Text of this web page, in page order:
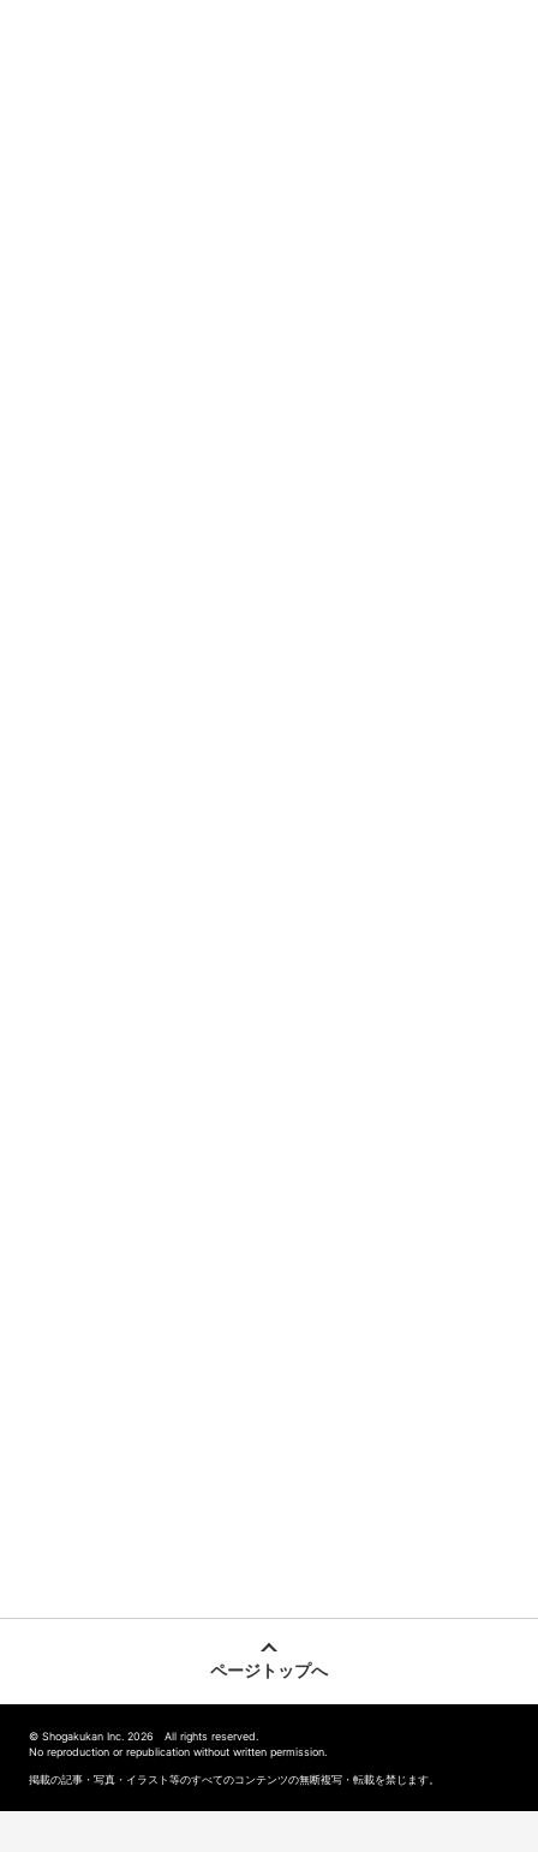
ページトップへ
© Shogakukan Inc. 2026 All rights reserved.
No reproduction or republication without written permission.
掲載の記事・写真・イラスト等のすべてのコンテンツの無断複写・転載を禁じます。